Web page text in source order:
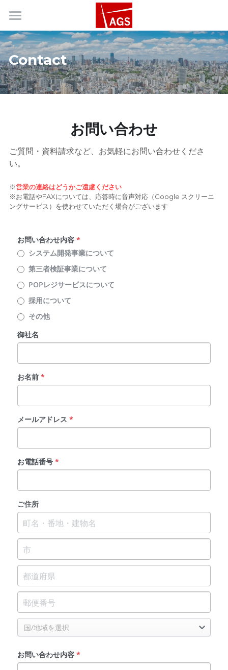
Home
About
Service
Contact
お問い合わせ
ご質問・資料請求など、お気軽にお問い合わせくださ
い。
※営業の連絡はどうかご遠慮ください
※お電話やFAXについては、応答時に音声対応（Google スクリーニ
ングサービス）を使わせていただく場合がございます
お問い合わせ内容*
システム開発事業について
第三者検証事業について
POPレジサービスについて
採用について
その他
御社名
お名前*
メールアドレス *
お電話番号*
ご住所
国/地域を選択
お問い合わせ内容*